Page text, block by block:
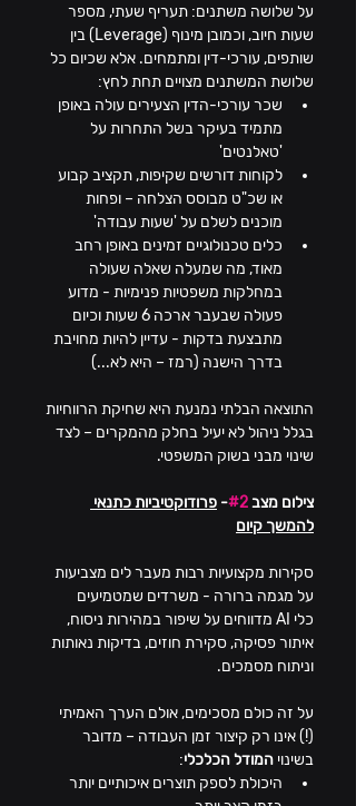
על שלושה משתנים: תעריף שעתי, מספר
שעות חיוב, וכמובן מינוף (Leverage) בין
שותפים, עורכי-דין ומתמחים. אלא שכיום כל
שלושת המשתנים מצויים תחת לחץ:
שכר עורכי-הדין הצעירים עולה באופן
מתמיד בעיקר בשל התחרות על
'טאלנטים'
לקוחות דורשים שקיפות, תקציב קבוע
או שכ"ט מבוסס הצלחה – ופחות
מוכנים לשלם על 'שעות עבודה'
כלים טכנולוגיים זמינים באופן רחב
מאוד, מה שמעלה שאלה שעולה
במחלקות משפטיות פנימיות - מדוע
פעולה שבעבר ארכה 6 שעות וכיום
מתבצעת בדקות - עדיין להיות מחויבת
בדרך הישנה (רמז – היא לא...)
התוצאה הבלתי נמנעת היא שחיקת הרווחיות
בגלל ניהול לא יעיל בחלק מהמקרים – לצד
שינוי מבני בשוק המשפטי.
צילום מצב #2
- פרודוקטיביות כתנאי
להמשך קיום
סקירות מקצועיות רבות מעבר לים מצביעות
על מגמה ברורה - משרדים שמטמיעים
כלי AI מדווחים על שיפור במהירות ניסוח,
איתור פסיקה, סקירת חוזים, בדיקות נאותות
וניתוח מסמכים.
על זה כולם מסכימים, אולם הערך האמיתי
(!) אינו רק קיצור זמן העבודה – מדובר
בשינוי המודל הכלכלי:
היכולת לספק תוצרים איכותיים יותר